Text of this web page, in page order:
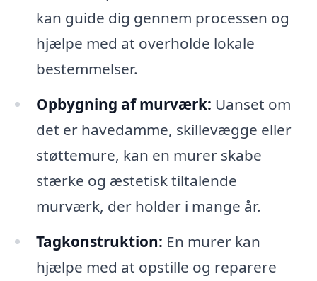
kan guide dig gennem processen og
hjælpe med at overholde lokale
bestemmelser.
Opbygning af murværk: Uanset om
det er havedamme, skillevægge eller
støttemure, kan en murer skabe
stærke og æstetisk tiltalende
murværk, der holder i mange år.
Tagkonstruktion: En murer kan
hjælpe med at opstille og reparere